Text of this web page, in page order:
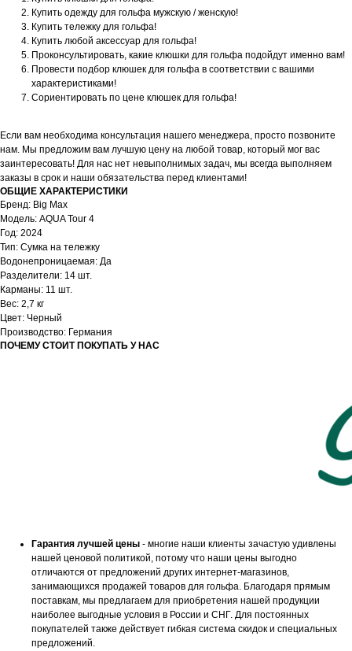
Купить одежду для гольфа мужскую / женскую!
Купить тележку для гольфа!
Купить любой аксессуар для гольфа!
Проконсультировать, какие клюшки для гольфа подойдут именно вам!
Провести подбор клюшек для гольфа в соответствии с вашими
характеристиками!
Сориентировать по цене клюшек для гольфа!
Если вам необходима консультация нашего менеджера, просто позвоните
нам. Мы предложим вам лучшую цену на любой товар, который мог вас
заинтересовать! Для нас нет невыполнимых задач, мы всегда выполняем
заказы в срок и наши обязательства перед клиентами!
ОБЩИЕ ХАРАКТЕРИСТИКИ
Бренд: Big Max
Модель: AQUA Tour 4
Год: 2024
Тип: Cумка на тележку
Водонепроницаемая: Да
Разделители: 14 шт.
Карманы: 11 шт.
Вес: 2,7 кг
Цвет: Черный
Производство: Германия
ПОЧЕМУ СТОИТ ПОКУПАТЬ У НАС
Гарантия лучшей цены - многие наши клиенты зачастую удивлены
нашей ценовой политикой, потому что наши цены выгодно
отличаются от предложений других интернет-магазинов,
занимающихся продажей товаров для гольфа. Благодаря прямым
поставкам, мы предлагаем для приобретения нашей продукции
наиболее выгодные условия в России и СНГ. Для постоянных
покупателей также действует гибкая система скидок и специальных
предложений.